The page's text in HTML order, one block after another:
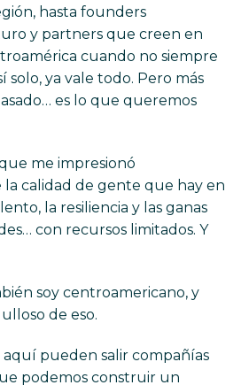
hasta founders
y partners que creen en
cuando no siempre
solo, ya vale todo. Pero más
es lo que queremos
me impresionó
calidad de gente que hay en
la resiliencia y las ganas
con recursos limitados. Y
soy centroamericano, y
de eso.
pueden salir compañías
podemos construir un